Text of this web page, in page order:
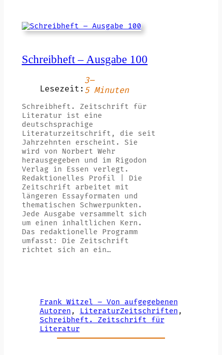
Schreibheft – Ausgabe 100
Lesezeit:
3–
5 Minuten
Schreibheft. Zeitschrift für
Literatur ist eine
deutschsprachige
Literaturzeitschrift, die seit
Jahrzehnten erscheint. Sie
wird von Norbert Wehr
herausgegeben und im Rigodon
Verlag in Essen verlegt.
Redaktionelles Profil | Die
Zeitschrift arbeitet mit
längeren Essayformaten und
thematischen Schwerpunkten.
Jede Ausgabe versammelt sich
um einen inhaltlichen Kern.
Das redaktionelle Programm
umfasst: Die Zeitschrift
richtet sich an ein…
Frank Witzel – Von aufgegebenen
Autoren , LiteraturZeitschriften
Schreibheft. Zeitschrift für
Literatur